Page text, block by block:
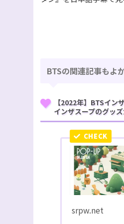
BTSの関連記事もよ
【2022年】BTSイ
インザスープのグッ
srpw.net